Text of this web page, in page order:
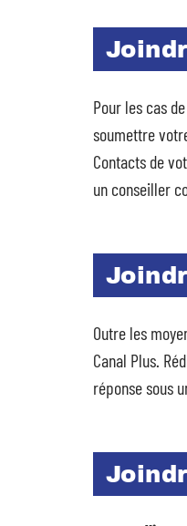
Pour les cas
soumettre
Contacts de
un conseiller
Outre les
Canal Plus.
réponse sous